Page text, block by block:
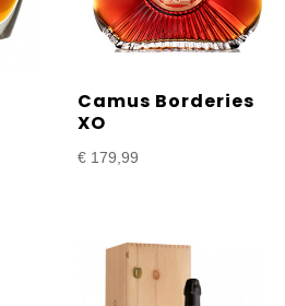
Camus Borderies
XO
€ 179,99